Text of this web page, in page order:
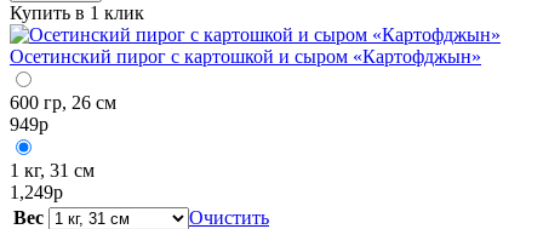
Купить в 1 клик
Осетинский пирог с картошкой и сыром «Картофджын»
600 гр, 26 см
949р
1 кг, 31 см
1,249р
Вес
Очистить